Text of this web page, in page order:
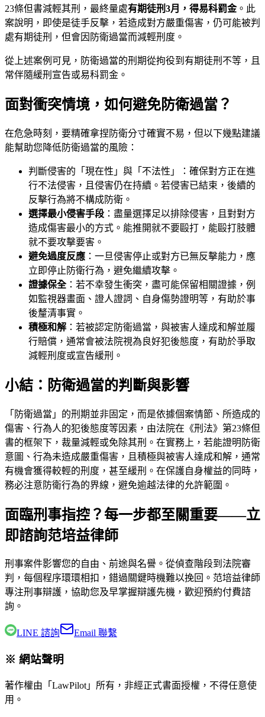
23條但書減輕其刑，最終量處有期徒刑3月，得易科罰金。此
案說明，即使是徒手反擊，若造成對方嚴重傷害，仍可能被判
處有期徒刑，但會因防衛過當而減輕刑度。
從上述案例可見，防衛過當的刑期從拘役到有期徒刑不等，且
常伴隨緩刑宣告或易科罰金。
面對衝突情境，如何避免防衛過當？
在危急時刻，要精確拿捏防衛分寸確實不易，但以下幾點建議
能幫助您降低防衛過當的風險：
判斷侵害的「現在性」與「不法性」：確保對方正在進
行不法侵害，且侵害仍在持續。若侵害已結束，後續的
反擊行為將不構成防衛。
選擇最小侵害手段 ：盡量選擇足以排除侵害，且對對方
造成傷害最小的方式。能推開就不要毆打，能毆打肢體
就不要攻擊要害。
避免過度反應 ：一旦侵害停止或對方已無反擊能力，應
立即停止防衛行為，避免繼續攻擊。
證據保全：若不幸發生衝突，盡可能保留相關證據，例
如監視器畫面、證人證詞、自身傷勢證明等，有助於事
後釐清事實。
積極和解 ：若被認定防衛過當，與被害人達成和解並履
行賠償，通常會被法院視為良好犯後態度，有助於爭取
減輕刑度或宣告緩刑。
小結：防衛過當的判斷與影響
「防衛過當」的刑期並非固定，而是依據個案情節、所造成的
傷害、行為人的犯後態度等因素，由法院在《刑法》第23條但
書的框架下，裁量減輕或免除其刑。在實務上，若能證明防衛
意圖、行為未造成嚴重傷害，且積極與被害人達成和解，通常
有機會獲得較輕的刑度，甚至緩刑。在保護自身權益的同時，
務必注意防衛行為的界線，避免逾越法律的允許範圍。
面臨刑事指控？每一步都至關重要——立
即諮詢范培益律師
刑事案件影響您的自由、前途與名譽。從偵查階段到法院審
判，每個程序環環相扣，錯過關鍵時機難以挽回。 范培益律師
專注刑事辯護，協助您及早掌握辯護先機，歡迎預約付費諮
詢。
LINE 諮詢 Email 聯繫
※ 網站聲明
著作權由「LawPilot」所有，非經正式書面授權，不得任意使
用。